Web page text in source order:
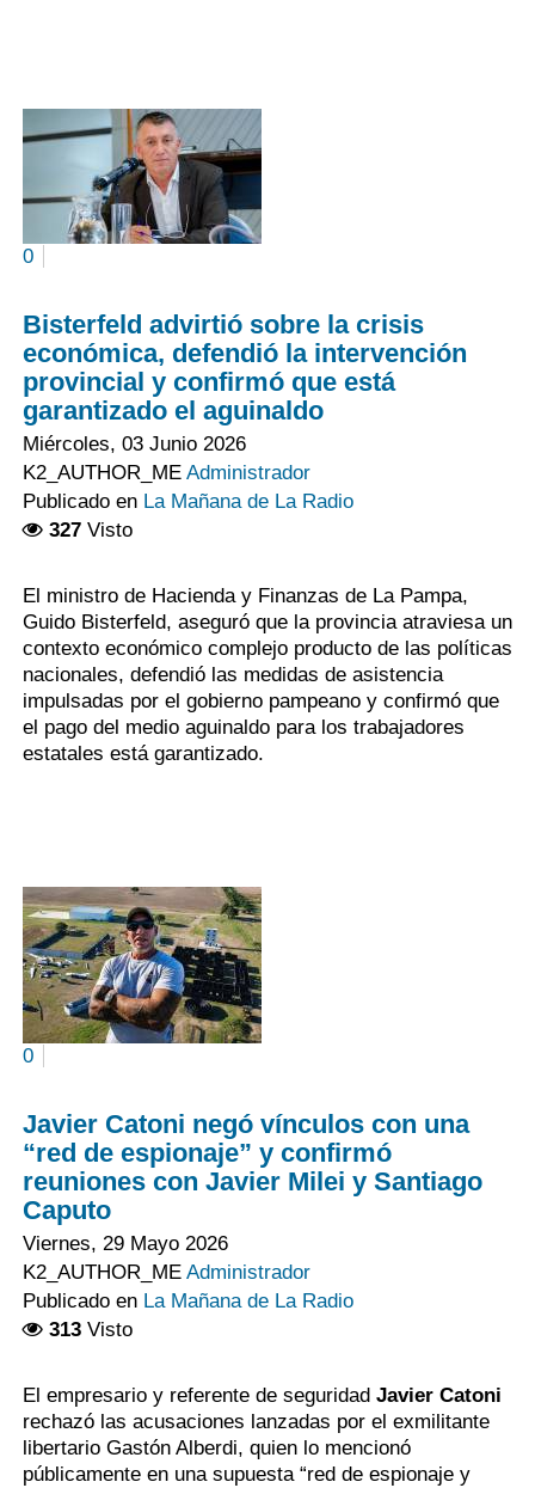
0
Bisterfeld advirtió sobre la crisis
económica, defendió la intervención
provincial y confirmó que está
garantizado el aguinaldo
Miércoles, 03 Junio 2026
K2_AUTHOR_ME Administrador
Publicado en La Mañana de La Radio
327 Visto
El ministro de Hacienda y Finanzas de La Pampa,
Guido Bisterfeld, aseguró que la provincia atraviesa un
contexto económico complejo producto de las políticas
nacionales, defendió las medidas de asistencia
impulsadas por el gobierno pampeano y confirmó que
el pago del medio aguinaldo para los trabajadores
estatales está garantizado.
0
Javier Catoni negó vínculos con una
“red de espionaje” y confirmó
reuniones con Javier Milei y Santiago
Caputo
Viernes, 29 Mayo 2026
K2_AUTHOR_ME Administrador
Publicado en La Mañana de La Radio
313 Visto
El empresario y referente de seguridad Javier Catoni
rechazó las acusaciones lanzadas por el exmilitante
libertario Gastón Alberdi, quien lo mencionó
públicamente en una supuesta “red de espionaje y